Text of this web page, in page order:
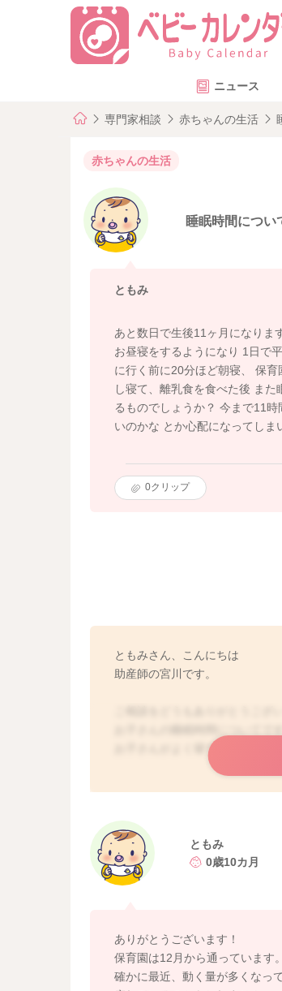
ニュース
専門家相談 赤ちゃんの生活
赤ちゃんの生活
睡眠時間につい
ともみ
あと数日で生後11ヶ月になりま
お昼寝をするようになり 1日で
に行く前に20分ほど朝寝、 保
し寝て、離乳食を食べた後 ま
るものでしょうか？ 今まで11
いのかな とか心配になってしま
0クリップ
ともみさん、こんにちは
助産師の宮川です。
お子さんがよく寝てくれるよう
よく寝てくれるようになるかも
ねんねができれば、そのあとご
ただいても良さそうに思いました
どうぞよろしくお願いします。
ともみ
0歳10カ月
ありがとうございます！
保育園は12月から通っています。
確かに最近、動く量が多くなっ